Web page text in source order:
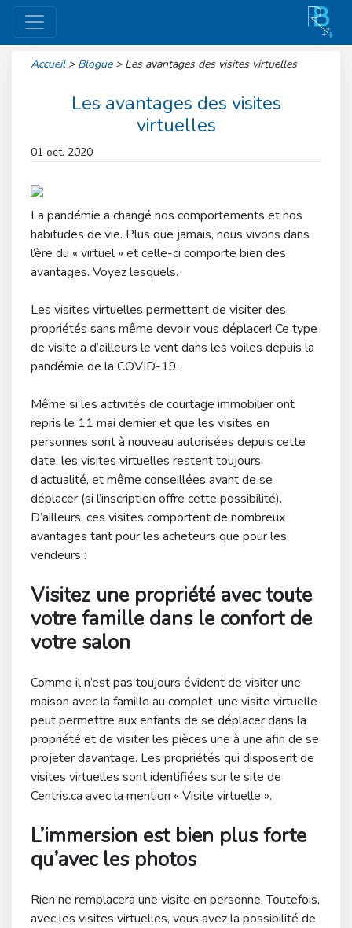
Accueil > Blogue > Les avantages des visites virtuelles
Les avantages des visites
virtuelles
01 oct. 2020
La pandémie a changé nos comportements et nos
habitudes de vie. Plus que jamais, nous vivons dans
l’ère du « virtuel » et celle-ci comporte bien des
avantages. Voyez lesquels.
Les visites virtuelles permettent de visiter des
propriétés sans même devoir vous déplacer! Ce type
de visite a d’ailleurs le vent dans les voiles depuis la
pandémie de la COVID-19.
Même si les activités de courtage immobilier ont
repris le 11 mai dernier et que les visites en
personnes sont à nouveau autorisées depuis cette
date, les visites virtuelles restent toujours
d’actualité, et même conseillées avant de se
déplacer (si l’inscription offre cette possibilité).
D’ailleurs, ces visites comportent de nombreux
avantages tant pour les acheteurs que pour les
vendeurs :
Visitez une propriété avec toute
votre famille dans le confort de
votre salon
Comme il n’est pas toujours évident de visiter une
maison avec la famille au complet, une visite virtuelle
peut permettre aux enfants de se déplacer dans la
propriété et de visiter les pièces une à une afin de se
projeter davantage. Les propriétés qui disposent de
visites virtuelles sont identifiées sur le site de
Centris.ca avec la mention « Visite virtuelle ».
L’immersion est bien plus forte
qu’avec les photos
Rien ne remplacera une visite en personne. Toutefois,
avec les visites virtuelles, vous avez la possibilité de